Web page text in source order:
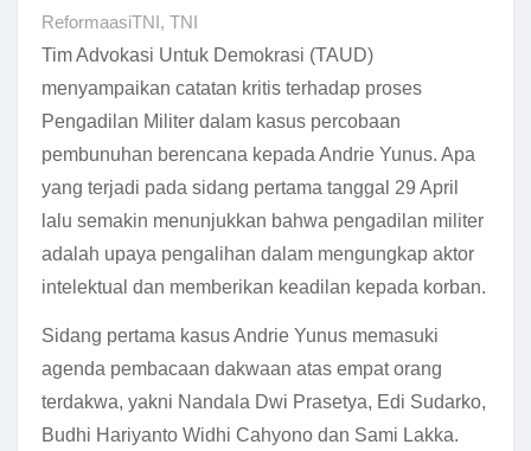
ReformaasiTNI, TNI
Tim Advokasi Untuk Demokrasi (TAUD)
menyampaikan catatan kritis terhadap proses
Pengadilan Militer dalam kasus percobaan
pembunuhan berencana kepada Andrie Yunus. Apa
yang terjadi pada sidang pertama tanggal 29 April
lalu semakin menunjukkan bahwa pengadilan militer
adalah upaya pengalihan dalam mengungkap aktor
intelektual dan memberikan keadilan kepada korban.
Sidang pertama kasus Andrie Yunus memasuki
agenda pembacaan dakwaan atas empat orang
terdakwa, yakni Nandala Dwi Prasetya, Edi Sudarko,
Budhi Hariyanto Widhi Cahyono dan Sami Lakka.